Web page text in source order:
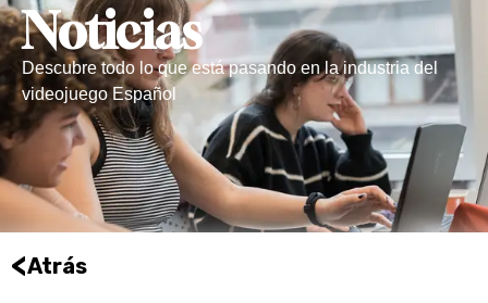
Noticias
Descubre todo lo que está pasando en la industria del
videojuego Español
<Atrás